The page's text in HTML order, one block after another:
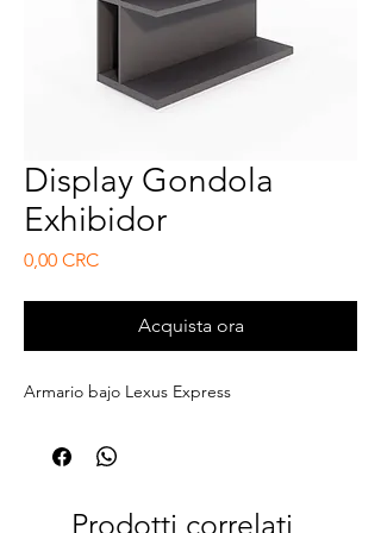
Display Gondola
Exhibidor
0,00 CRCPrezzo
Acquista ora
Armario bajo Lexus Express
Prodotti correlati